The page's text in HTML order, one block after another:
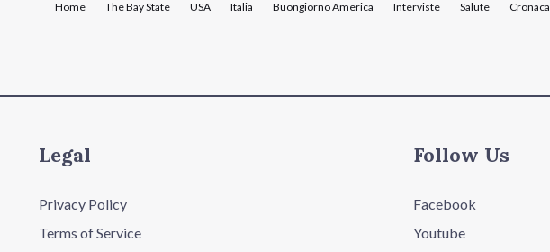
Home The Bay State USA Italia Buongiorno America Interviste Salute Cronaca
Legal
Privacy Policy
Terms of Service
Follow Us
Facebook
Youtube